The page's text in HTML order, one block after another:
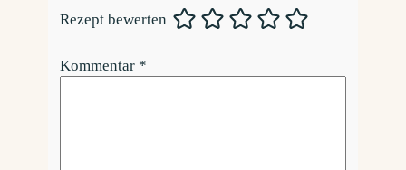
Rezept bewerten
Kommentar *